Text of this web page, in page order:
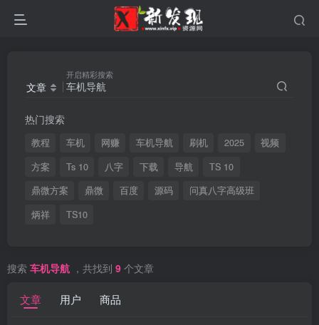
文章
开启精彩搜索
热门搜索
教程 车机 网赚 车机导航 刷机 2025
视频
方案
Ts 10 八字 下载 导航
TS 10
鼎微方案
鼎微 百度 源码
问真八字高级班
炳祥
TS10
搜索 车机导航 ，共找到 9 个文章
文章 用户 商品